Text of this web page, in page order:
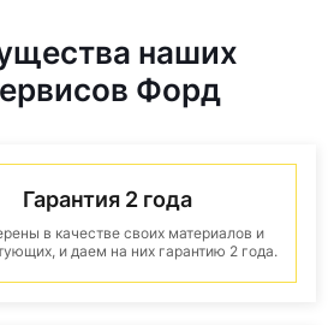
наших
Форд
Гарантия 2 года
в качестве своих материалов и
и даем на них гарантию 2 года.